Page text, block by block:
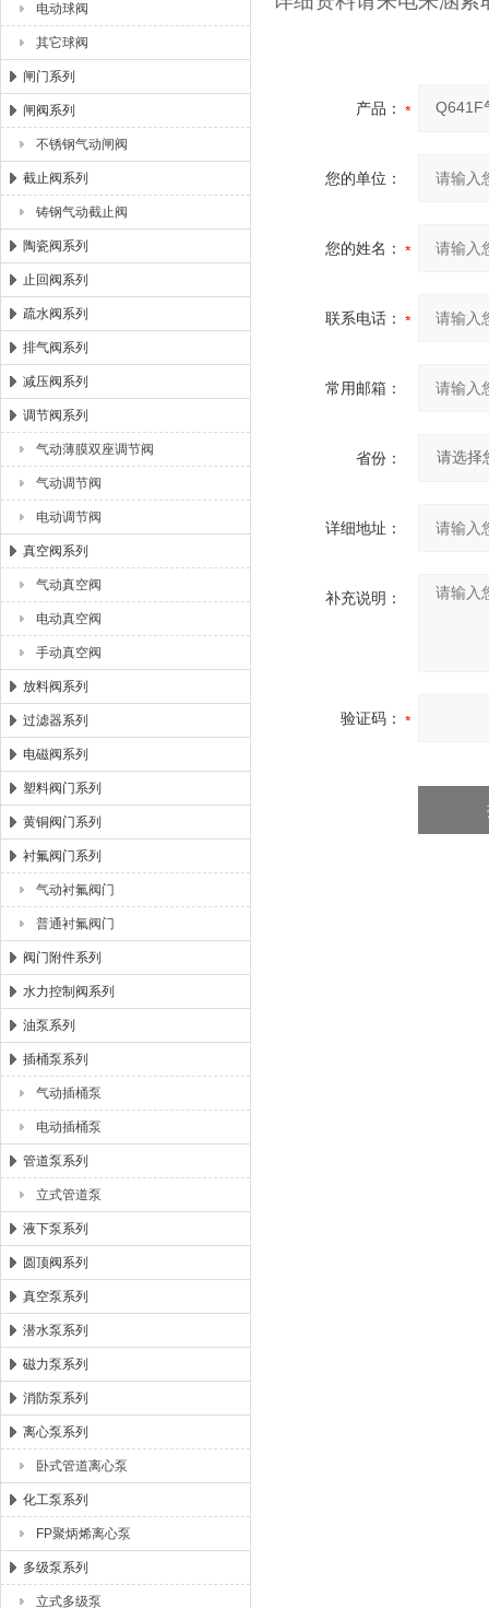
电动球阀
其它球阀
闸门系列
闸阀系列
不锈钢气动闸阀
截止阀系列
铸钢气动截止阀
陶瓷阀系列
止回阀系列
疏水阀系列
排气阀系列
减压阀系列
调节阀系列
气动薄膜双座调节阀
气动调节阀
电动调节阀
真空阀系列
气动真空阀
电动真空阀
手动真空阀
放料阀系列
过滤器系列
电磁阀系列
塑料阀门系列
黄铜阀门系列
衬氟阀门系列
气动衬氟阀门
普通衬氟阀门
阀门附件系列
水力控制阀系列
油泵系列
插桶泵系列
气动插桶泵
电动插桶泵
管道泵系列
立式管道泵
液下泵系列
圆顶阀系列
真空泵系列
潜水泵系列
磁力泵系列
消防泵系列
离心泵系列
卧式管道离心泵
化工泵系列
FP聚炳烯离心泵
多级泵系列
立式多级泵
产品：
您的单位：
您的姓名：
联系电话：
常用邮箱：
省份：
详细地址：
补充说明：
验证码：